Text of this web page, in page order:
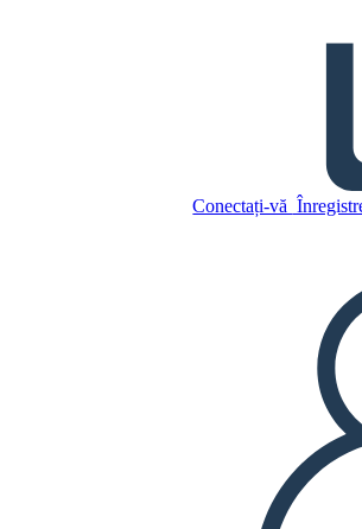
Conectați-vă
Copiați acest
REDAȚI PREZENTAREA
CITESTE-